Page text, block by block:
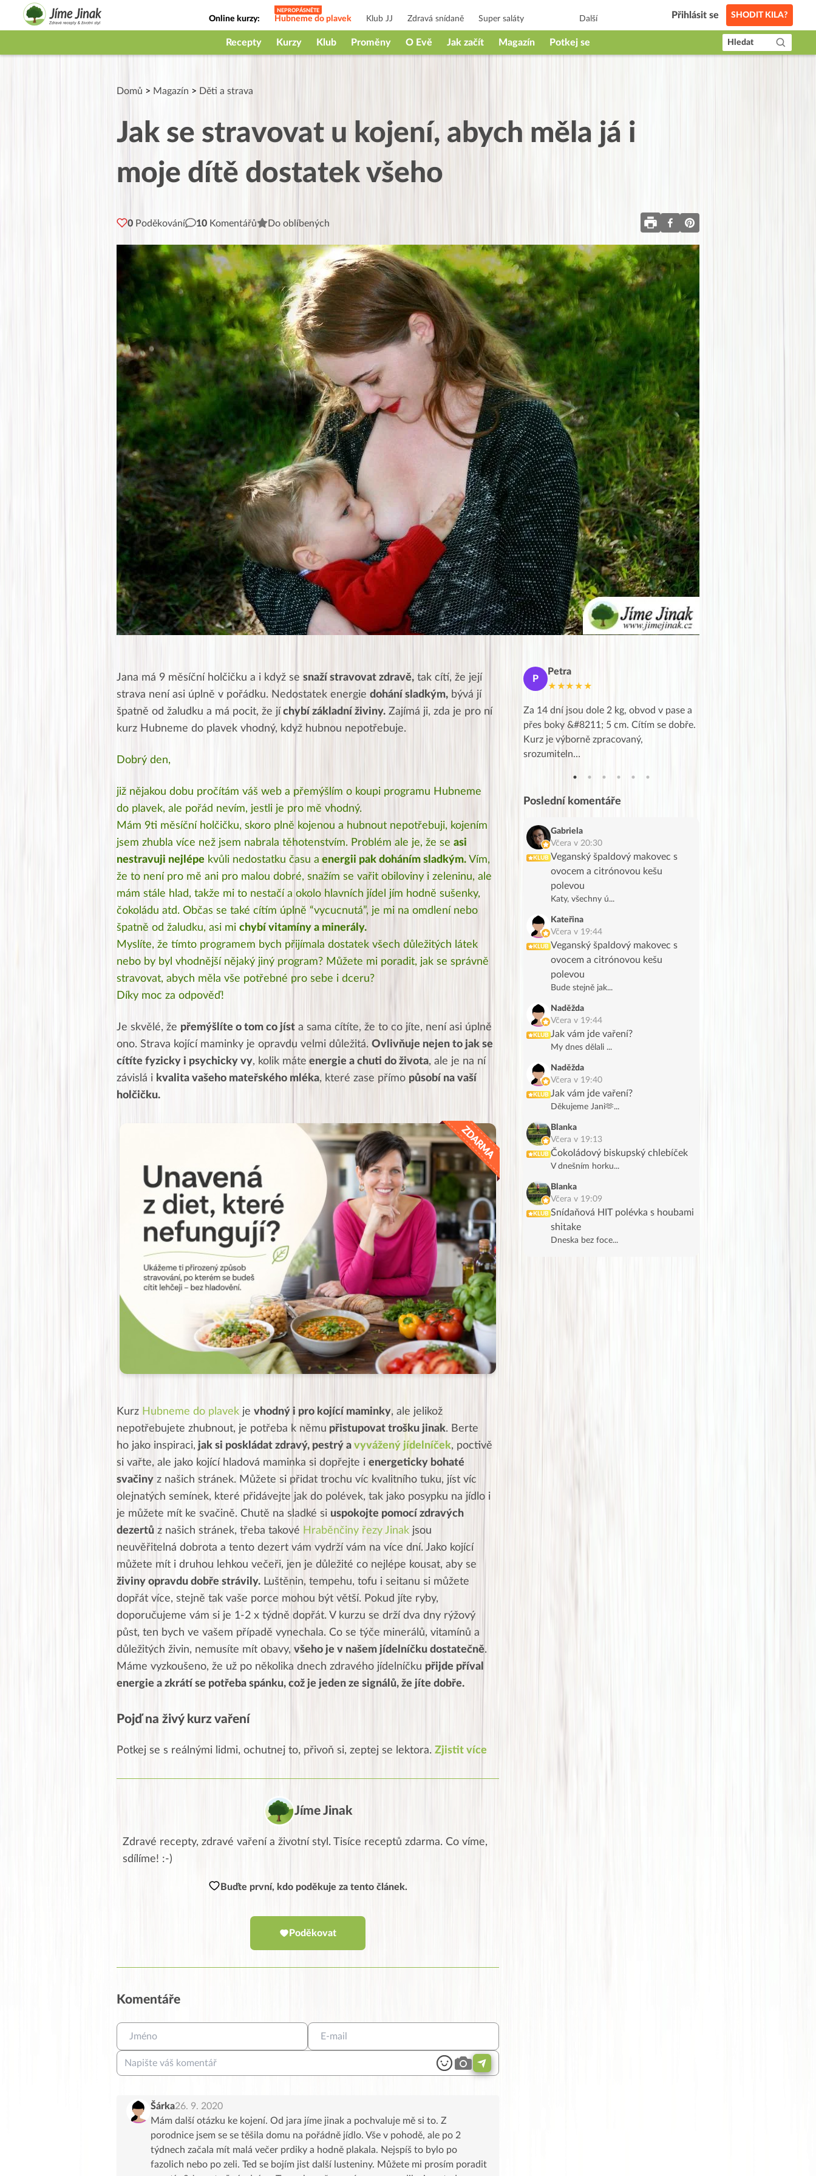
Online kurzy: Hubneme do plavek Klub JJ Zdravá snídaně Super saláty
Jak na babičky
Další Přihlásit se SHODIT KILA?
Recepty Kurzy Klub Proměny O Evě Jak začít Magazín Potkej se Hledat
Domů > Magazín > Děti a strava
Jak se stravovat u kojení, abych měla já i
moje dítě dostatek všeho
0 Poděkování 10 Komentářů Do oblíbených
Jana má 9 měsíční holčičku a i když se snaží stravovat zdravě, tak cítí, že její
strava není asi úplně v pořádku. Nedostatek energie dohání sladkým, bývá jí
špatně od žaludku a má pocit, že jí chybí základní živiny. Zajímá ji, zda je pro ní
kurz Hubneme do plavek vhodný, když hubnou nepotřebuje.
Dobrý den,
již nějakou dobu pročítám váš web a přemýšlím o koupi programu Hubneme
do plavek, ale pořád nevím, jestli je pro mě vhodný.
Mám 9ti měsíční holčičku, skoro plně kojenou a hubnout nepotřebuji, kojením
jsem zhubla více než jsem nabrala těhotenstvím. Problém ale je, že se asi
nestravuji nejlépe kvůli nedostatku času a energii pak doháním sladkým. Vím,
že to není pro mě ani pro malou dobré, snažím se vařit obiloviny i zeleninu, ale
mám stále hlad, takže mi to nestačí a okolo hlavních jídel jím hodně sušenky,
čokoládu atd. Občas se také cítím úplně “vycucnutá”, je mi na omdlení nebo
špatně od žaludku, asi mi chybí vitamíny a minerály.
Myslíte, že tímto programem bych přijímala dostatek všech důležitých látek
nebo by byl vhodnější nějaký jiný program? Můžete mi poradit, jak se správně
stravovat, abych měla vše potřebné pro sebe i dceru?
Díky moc za odpověď!
Je skvělé, že přemýšlíte o tom co jíst a sama cítíte, že to co jíte, není asi úplně
ono. Strava kojící maminky je opravdu velmi důležitá. Ovlivňuje nejen to jak se
cítíte fyzicky i psychicky vy, kolik máte energie a chuti do života, ale je na ní
závislá i kvalita vašeho mateřského mléka, které zase přímo působí na vaší
holčičku.
Kurz Hubneme do plavek je vhodný i pro kojící maminky, ale jelikož
nepotřebujete zhubnout, je potřeba k němu přistupovat trošku jinak. Berte
ho jako inspiraci, jak si poskládat zdravý, pestrý a vyvážený jídelníček, poctivě
si vařte, ale jako kojící hladová maminka si dopřejte i energeticky bohaté
svačiny z našich stránek. Můžete si přidat trochu víc kvalitního tuku, jíst víc
olejnatých semínek, které přidávejte jak do polévek, tak jako posypku na jídlo i
je můžete mít ke svačině. Chutě na sladké si uspokojte pomocí zdravých
dezertů z našich stránek, třeba takové Hraběnčiny řezy Jinak jsou
neuvěřitelná dobrota a tento dezert vám vydrží vám na více dní. Jako kojící
můžete mít i druhou lehkou večeři, jen je důležité co nejlépe kousat, aby se
živiny opravdu dobře strávily. Luštěnin, tempehu, tofu i seitanu si můžete
dopřát více, stejně tak vaše porce mohou být větší. Pokud jíte ryby,
doporučujeme vám si je 1-2 x týdně dopřát. V kurzu se drží dva dny rýžový
půst, ten bych ve vašem případě vynechala. Co se týče minerálů, vitamínů a
důležitých živin, nemusíte mít obavy, všeho je v našem jídelníčku dostatečně.
Máme vyzkoušeno, že už po několika dnech zdravého jídelníčku přijde příval
energie a zkrátí se potřeba spánku, což je jeden ze signálů, že jíte dobře.
Pojď na živý kurz vaření
Potkej se s reálnými lidmi, ochutnej to, přivoň si, zeptej se lektora. Zjistit více
Jíme Jinak
Zdravé recepty, zdravé vaření a životní styl. Tisíce receptů zdarma. Co víme,
sdílíme! :-)
Buďte první, kdo poděkuje za tento článek.
Poděkovat
Komentáře
Šárka26. 9. 2020
Mám další otázku ke kojení. Od jara jíme jinak a pochvaluje mě si to. Z
porodnice jsem se se těšila domu na pořádně jídlo. Vše v pohodě, ale po 2
týdnech začala mít malá večer prdiky a hodně plakala. Nejspíš to bylo po
fazolich nebo po zeli. Ted se bojím jist další lusteniny. Můžete mi prosím poradit
J
Jana
Moc Vám všem děkuji za krásný pátek,
obzvlášť velké poděkování, obdiv a
P
Petra
★★★★★
Za 14 dní jsou dole 2 kg, obvod v pase a
přes boky &#8211; 5 cm. Cítím se dobře.
Kurz je výborně zpracovaný,
srozumiteln…
Poslední komentáře
KLUB
Gabriela
Včera v 20:30
Veganský špaldový makovec s
ovocem a citrónovou kešu
polevou
Katy, všechny ú...
KLUB
Kateřina
Včera v 19:44
Veganský špaldový makovec s
ovocem a citrónovou kešu
polevou
Bude stejně jak...
KLUB
Naděžda
Včera v 19:44
Jak vám jde vaření?
My dnes dělali ...
KLUB
Naděžda
Včera v 19:40
Jak vám jde vaření?
Děkujeme Jani🫶...
KLUB
Blanka
Včera v 19:13
Čokoládový biskupský chlebíček
V dnešním horku...
KLUB
Blanka
Včera v 19:09
Snídaňová HIT polévka s houbami
shitake
Dneska bez foce...